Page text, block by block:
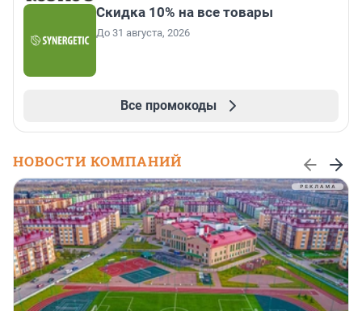
Скидка 10% на все товары
До 31 августа, 2026
Все промокоды
НОВОСТИ КОМПАНИЙ